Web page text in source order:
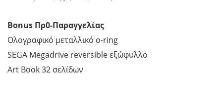
Bonus Πρ0-Παραγγελίας
Ολογραφικό μεταλλικό o-ring
SEGA Megadrive reversible εξώφυλλο
Art Book 32 σελίδων